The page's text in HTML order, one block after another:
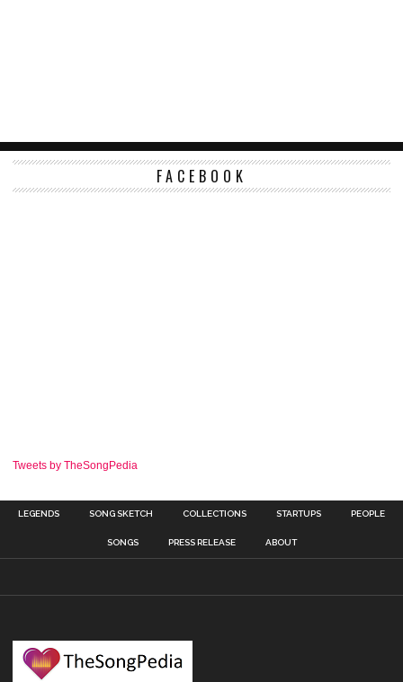
FACEBOOK
Tweets by TheSongPedia
LEGENDS SONG SKETCH COLLECTIONS STARTUPS PEOPLE
SONGS PRESS RELEASE ABOUT